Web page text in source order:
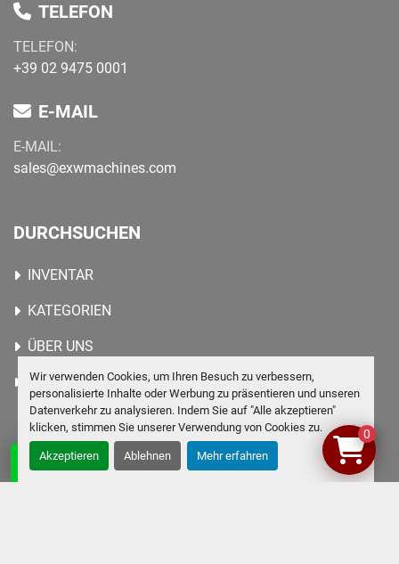
Wir verwenden Cookies, um Ihren Besuch zu verbessern,
personalisierte Inhalte oder Werbung zu präsentieren und unseren
Datenverkehr zu analysieren. Indem Sie auf "Alle akzeptieren"
klicken, stimmen Sie unserer Verwendung von Cookies zu.
Akzeptieren Ablehnen Mehr erfahren
TELEFON
TELEFON:
+39 02 9475 0001
E-MAIL
E-MAIL:
sales@exwmachines.com
DURCHSUCHEN
INVENTAR
KATEGORIEN
ÜBER UNS
KONTAKTIEREN SIE UNS
0